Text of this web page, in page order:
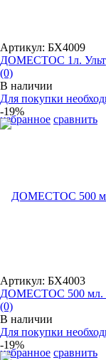
избранное сравнить
Артикул: БХ4009
ДОМЕСТОС 1л.
(0)
В наличии
Для покупки
-19%
избранное сравнить
Артикул: БХ4003
ДОМЕСТОС 500 мл.
(0)
В наличии
Для покупки
-19%